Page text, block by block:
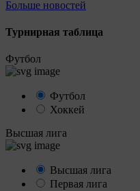
Больше новостей
Турнирная таблица
Футбол
Футбол
Хоккей
Высшая лига
Высшая лига
Первая лига